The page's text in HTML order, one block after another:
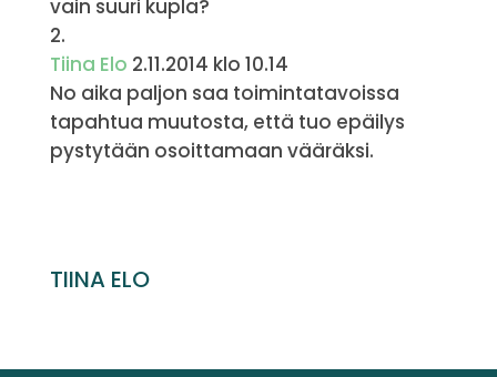
vain suuri kupla?
Tiina Elo 2.11.2014 klo 10.14
No aika paljon saa toimintatavoissa
tapahtua muutosta, että tuo epäilys
pystytään osoittamaan vääräksi.
TIINA ELO